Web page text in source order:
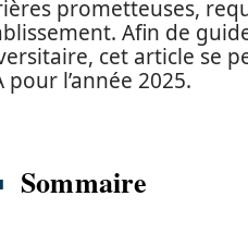
prometteuses,
Afin de
cet article se
pour l’année 2025.
Sommaire